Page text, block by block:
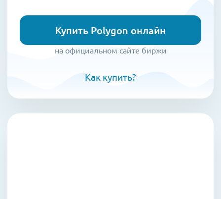
Купить Polygon онлайн
на официальном сайте биржи
Как купить?